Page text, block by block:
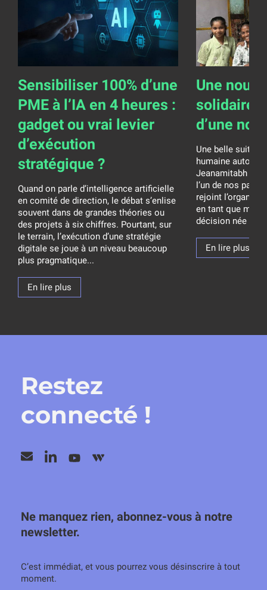
Sensibiliser 100% d’une
PME à l’IA en 4 heures :
gadget ou vrai levier
d’exécution
stratégique ?
Quand on parle d’intelligence artificielle
en comité de direction, le débat s’enlise
souvent dans de grandes théories ou
des projets à six chiffres. Pourtant, sur
le terrain, l’exécution d’une stratégie
digitale se joue à un niveau beaucoup
plus pragmatique...
En lire plus
Une
solidaire
d’une
Une belle suite
humaine autour
Jeanamitabh
l’un de nos
rejoint
en tant que
décision née
En lire plus
Restez
connecté !
Ne manquez rien, abonnez-vous à notre
newsletter.
C’est immédiat, et vous pourrez vous désinscrire à tout
moment.